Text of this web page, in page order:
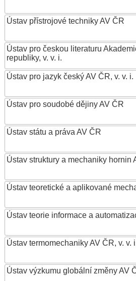
Ústav přístrojové techniky AV ČR
Ústav pro českou literaturu
republiky, v. v. i.
Ústav pro jazyk český AV ČR, v. v. i.
Ústav pro soudobé dějiny AV ČR
Ústav státu a práva AV ČR
Ústav struktury a mechaniky hornin
Ústav teoretické a aplikované
Ústav teorie informace a
Ústav termomechaniky AV ČR, v. v.
Ústav výzkumu globální změny AV